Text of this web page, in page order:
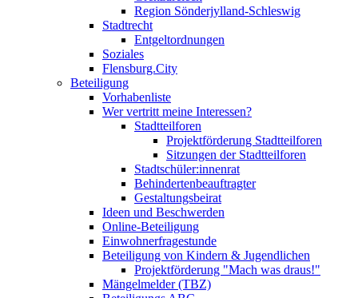
Region Sönderjylland-Schleswig
Stadtrecht
Entgeltordnungen
Soziales
Flensburg.City
Beteiligung
Vorhabenliste
Wer vertritt meine Interessen?
Stadtteilforen
Projektförderung Stadtteilforen
Sitzungen der Stadtteilforen
Stadtschüler:innenrat
Behindertenbeauftragter
Gestaltungsbeirat
Ideen und Beschwerden
Online-Beteiligung
Einwohnerfragestunde
Beteiligung von Kindern & Jugendlichen
Projektförderung "Mach was draus!"
Mängelmelder (TBZ)